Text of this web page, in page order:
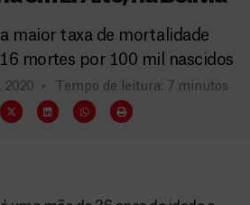
maior taxa de mortalidade
mortes por 100 mil nascidos
2020 Tempo de leitura: 7 minutos